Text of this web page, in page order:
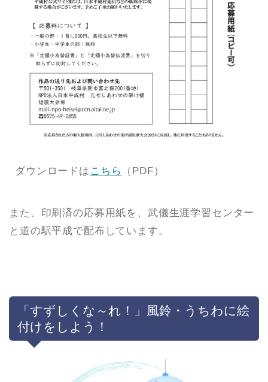
ダウンロードは こちら （PDF）
また、印刷済の応募用紙を、武儀生涯学習センター
と道の駅平成で配布しています。
「すずしくな～れ！」風鈴・うちわに絵
付けをしよう！